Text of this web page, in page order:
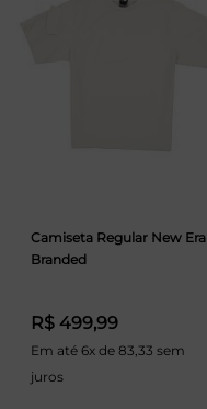
Camiseta Regular New Era
Branded
R$ 499,99
Em até 6x de 83,33 sem
juros